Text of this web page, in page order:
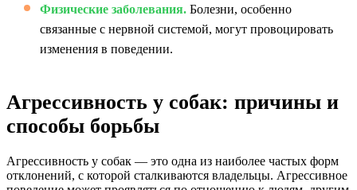
Физические заболевания. Болезни, особенно
связанные с нервной системой, могут провоцировать
изменения в поведении.
Агрессивность у собак: причины и
способы борьбы
Агрессивность у собак — это одна из наиболее частых форм
отклонений, с которой сталкиваются владельцы. Агрессивное